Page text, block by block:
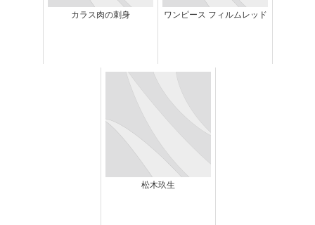
カラス肉の刺身 ワンピース フィルムレッド
松木玖生